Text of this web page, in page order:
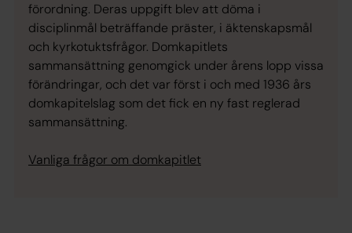
förordning. Deras uppgift blev att döma i
disciplinmål beträffande präster, i äktenskapsmål
och kyrkotuktsfrågor. Domkapitlets
sammansättning genomgick under årens lopp vissa
förändringar, och det var först i och med 1936 års
domkapitelslag som det fick en ny fast reglerad
sammansättning.
Vanliga frågor om domkapitlet